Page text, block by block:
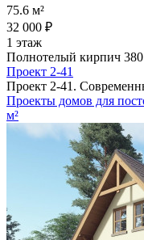
75.6 м²
32 000 ₽
1 этаж
Полнотелый кирпич 380
Проект 2-41
Проект 2-41.
Проекты домов для
м²